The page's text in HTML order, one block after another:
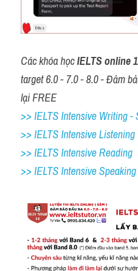
Các khóa học IELTS online
target 6.0 - 7.0 - 8.0 - Đảm
lại FREE
>> IELTS Intensive Writing -
>> IELTS Intensive Listening
>> IELTS Intensive Reading
>> IELTS Intensive Speaking